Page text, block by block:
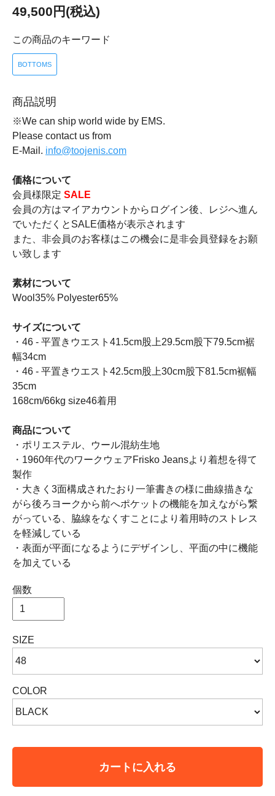
49,500円(税込)
この商品のキーワード
BOTTOMS
商品説明
※We can ship world wide by EMS.
Please contact us from
E-Mail. info@toojenis.com
価格について
会員様限定 SALE
会員の方はマイアカウントからログイン後、レジへ進ん
でいただくとSALE価格が表示されます
また、非会員のお客様はこの機会に是非会員登録をお願
い致します
素材について
Wool35% Polyester65%
サイズについて
・46 - 平置きウエスト41.5cm股上29.5cm股下79.5cm裾
幅34cm
・46 - 平置きウエスト42.5cm股上30cm股下81.5cm裾幅
35cm
168cm/66kg size46着用
商品について
・ポリエステル、ウール混紡生地
・1960年代のワークウェアFrisko Jeansより着想を得て
製作
・大きく3面構成されたおり一筆書きの様に曲線描きな
がら後ろヨークから前へポケットの機能を加えながら繋
がっている、脇線をなくすことにより着用時のストレス
を軽減している
・表面が平面になるようにデザインし、平面の中に機能
を加えている
個数
SIZE
COLOR
カートに入れる